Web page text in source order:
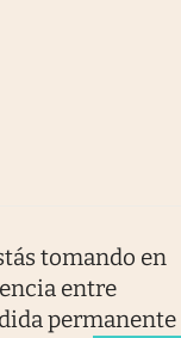
tomando en
entre
permanente